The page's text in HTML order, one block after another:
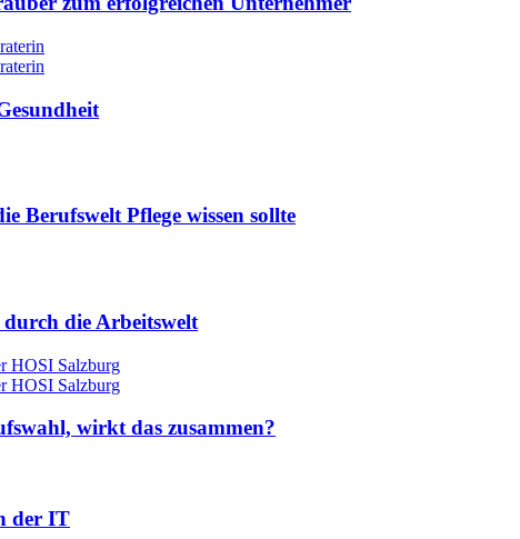
Berufswelt Pflege wissen sollte
die Arbeitswelt
wirkt das zusammen?
der IT